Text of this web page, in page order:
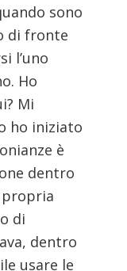
sono
di fronte
l’uno
Ho
Mi
ho iniziato
è
dentro
propria
di
dentro
usare le